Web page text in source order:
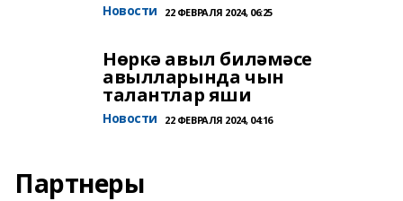
Новости 22 ФЕВРАЛЯ 2024, 06:25
Нөркә авыл биләмәсе
авылларында чын
талантлар яши
Новости 22 ФЕВРАЛЯ 2024, 04:16
Партнеры